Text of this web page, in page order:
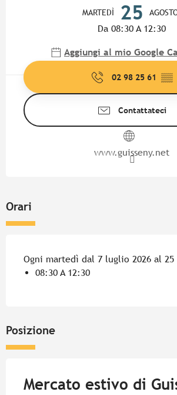
MARTEDÌ 25
Da 08:30 A 12:30
Aggiungi al mio Google
02 98 25 61 ▒▒
Contattateci
www.guisseny.net
Orari
Ogni martedì dal 7 luglio 2026 al 25
08:30 A 12:30
Posizione
Mercato estivo di